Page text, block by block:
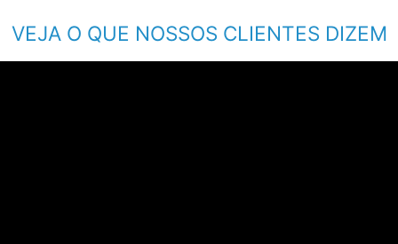
VEJA O QUE NOSSOS CLIENTES DIZEM